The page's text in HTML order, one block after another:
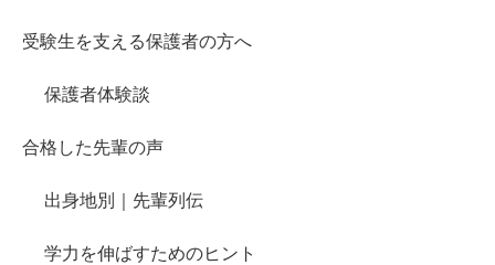
受験生を支える保護者の方へ
保護者体験談
合格した先輩の声
出身地別｜先輩列伝
学力を伸ばすためのヒント